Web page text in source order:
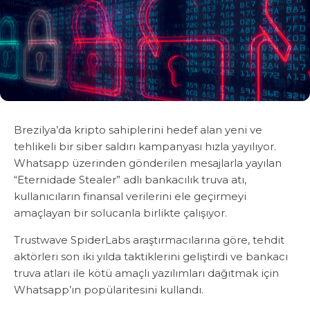
Brezilya’da kripto sahiplerini hedef alan yeni ve
tehlikeli bir siber saldırı kampanyası hızla yayılıyor.
Whatsapp üzerinden gönderilen mesajlarla yayılan
“Eternidade Stealer” adlı bankacılık truva atı,
kullanıcıların finansal verilerini ele geçirmeyi
amaçlayan bir solucanla birlikte çalışıyor.
Trustwave SpiderLabs araştırmacılarına göre, tehdit
aktörleri son iki yılda taktiklerini geliştirdi ve bankacı
truva atları ile kötü amaçlı yazılımları dağıtmak için
Whatsapp’ın popülaritesini kullandı.